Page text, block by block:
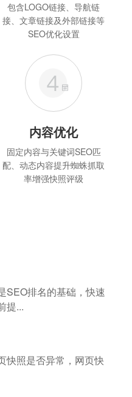
包含LOGO链接、导航链
接、文章链接及外部链接等
SEO优化设置
内容优化
固定内容与关键词SEO匹
配、动态内容提升蜘蛛抓取
率增强快照评级
SEO排名的基础，快速
提...
快照是否异常，网页快